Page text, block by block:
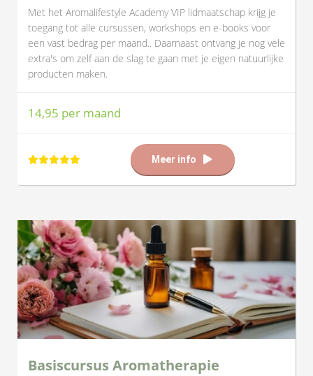
Met het Aromalifestyle Academy VIP lidmaatschap krijg je
toegang tot alle cursussen, workshops en e-books voor
een vast bedrag per maand.. Daarnaast ontvang je nog vele
extra's om zelf aan de slag te gaan met je eigen natuurlijke
producten maken.
14,95 per maand
Meer info
Basiscursus Aromatherapie